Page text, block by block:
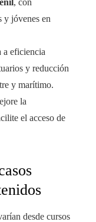
, con
y jóvenes en
a eficiencia
y reducción
y marítimo.
la
el acceso de
desde cursos